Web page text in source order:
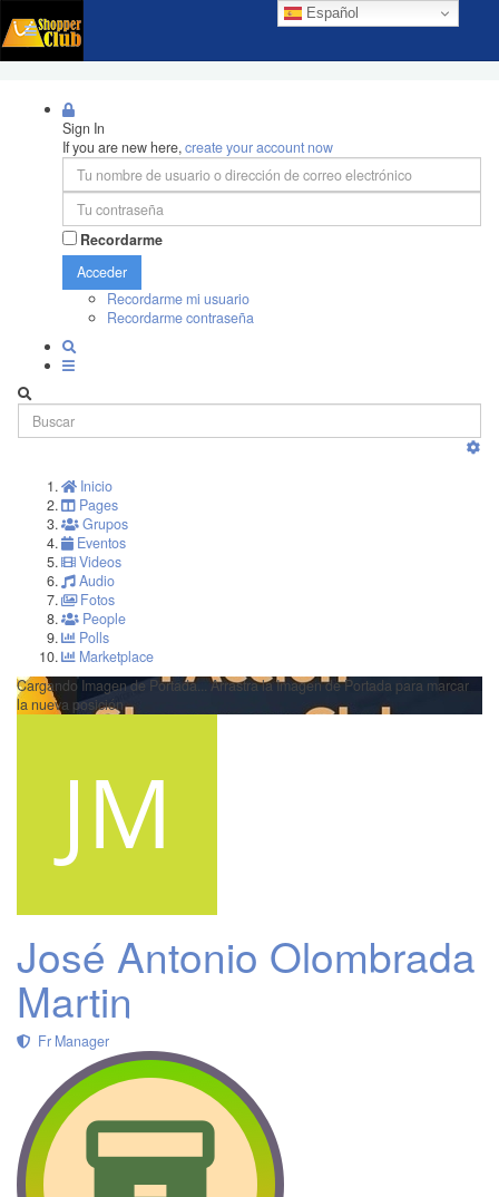
Español
Sign In
If you are new here,create your account now
Recordarme
Acceder
Recordarme mi usuario
Recordarme contraseña
Inicio
Pages
Grupos
Eventos
Videos
Audio
Fotos
People
Polls
Marketplace
Cargando Imagen de Portada... Arrastra la Imagen de Portada para marcar
la nueva posición
José Antonio Olombrada
Martin
Fr Manager